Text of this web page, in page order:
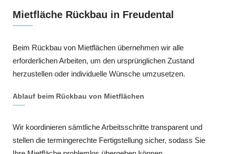
Mietfläche Rückbau in Freudental
Beim Rückbau von Mietflächen übernehmen wir alle
erforderlichen Arbeiten, um den ursprünglichen Zustand
herzustellen oder individuelle Wünsche umzusetzen.
Ablauf beim Rückbau von Mietflächen
Wir koordinieren sämtliche Arbeitsschritte transparent und
stellen die termingerechte Fertigstellung sicher, sodass Sie